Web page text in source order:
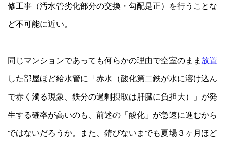
修工事（汚水管劣化部分の交換・勾配是正）を行うことな
ど不可能に近い。
同じマンションであっても何らかの理由で空室のまま 放置
した部屋ほど給水管に「赤水（酸化第二鉄が水に溶け込ん
で赤く濁る現象、鉄分の過剰摂取は肝臓に負担大）」が発
生する確率が高いのも、前述の「酸化」が急速に進むから
ではないだろうか。また、錆びないまでも夏場３ヶ月ほど